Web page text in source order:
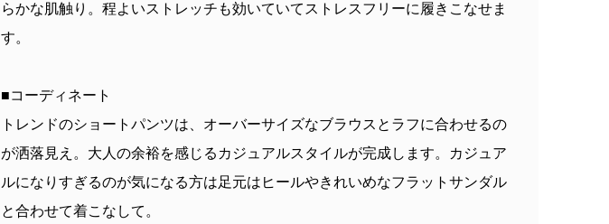
らかな肌触り。程よいストレッチも効いていてストレスフリーに履きこなせま
す。
■コーディネート
トレンドのショートパンツは、オーバーサイズなブラウスとラフに合わせるの
が洒落見え。大人の余裕を感じるカジュアルスタイルが完成します。カジュア
ルになりすぎるのが気になる方は足元はヒールやきれいめなフラットサンダル
と合わせて着こなして。